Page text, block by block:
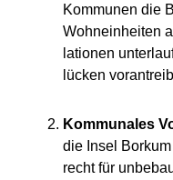
Kom­mu­nen die
Wohn­ein­hei­ten
la­tio­nen
lü­cken
Kom­mu­na­les
die Insel
recht für